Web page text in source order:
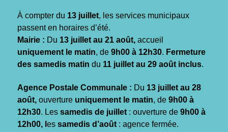
À compter du 13 juillet, les services municipaux
passent en horaires d’été.
Mairie : Du 13 juillet au 21 août, accueil
uniquement le matin, de 9h00 à 12h30. Fermeture
des samedis matin du 11 juillet au 29 août inclus.
Agence Postale Communale : Du 13 juillet au 28
août, ouverture uniquement le matin, de 9h00 à
12h30. Les samedis de juillet : ouverture de 9h00 à
12h00, l es samedis d’août : agence fermée.